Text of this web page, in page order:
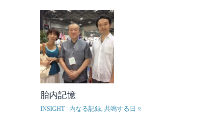
胎内記憶
INSIGHT | 内なる記録, 共鳴する日々